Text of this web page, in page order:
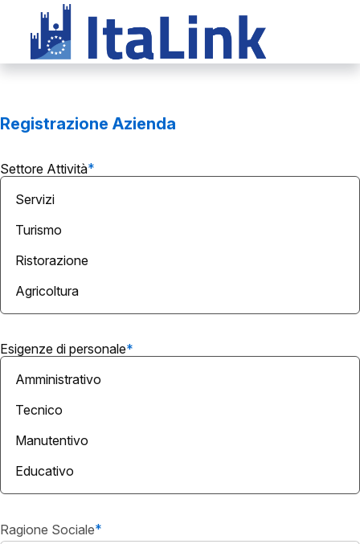
Salta al contenuto principale
Registrazione Azienda
Settore Attività
Settore
Attività
Esigenze di personale
Esigenze
Ragione Sociale